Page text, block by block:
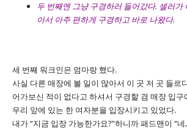
두 번째엔 그냥 구경하러 들어갔다. 셀러가
아서 아주 편하게 구경하고 바로 나왔다.
세 번째 워크인은 엄마랑 했다.
사실 다른 매장에 볼 일이 많아서 이 곳 저 곳 들르
어가보신 적이 없다고 하셔서 구경할 겸 매장 입구
우리 앞에 있는 한 여자분을 입장시키고 있었다.
내가 “지금 입장 가능한가요?”하니까 패드맨이 “